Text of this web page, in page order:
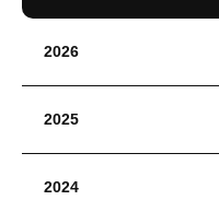
2026
2025
2024